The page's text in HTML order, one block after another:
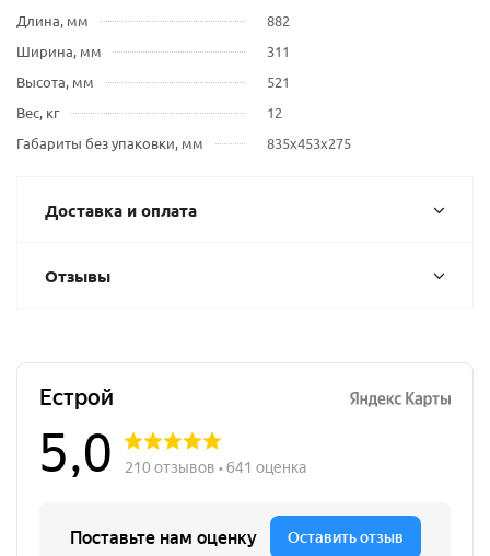
Длина, мм
882
Ширина, мм
311
Высота, мм
521
Вес, кг
12
Габариты без упаковки, мм
835x453x275
Доставка и оплата
Отзывы